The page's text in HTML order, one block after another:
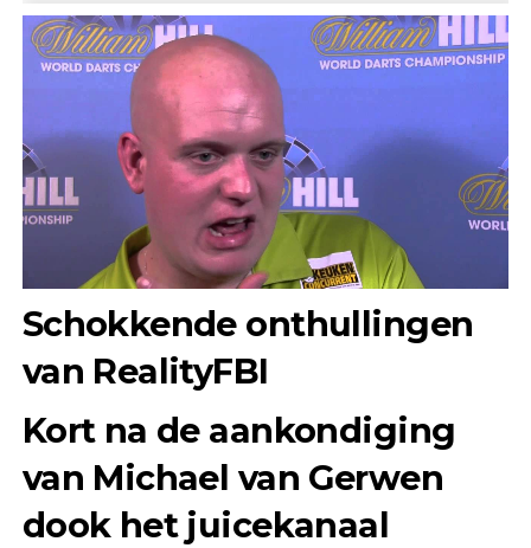
Schokkende onthullingen
van RealityFBI
Kort na de aankondiging
van Michael van Gerwen
dook het juicekanaal